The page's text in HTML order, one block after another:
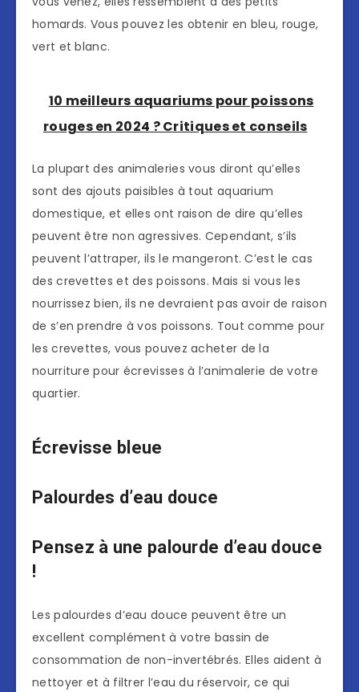
homards. Vous pouvez les obtenir en bleu, rouge,
vert et blanc.
10 meilleurs aquariums pour poissons
rouges en 2024 ? Critiques et conseils
La plupart des animaleries vous diront qu’elles
sont des ajouts paisibles à tout aquarium
domestique, et elles ont raison de dire qu’elles
peuvent être non agressives. Cependant, s’ils
peuvent l’attraper, ils le mangeront. C’est le cas
des crevettes et des poissons. Mais si vous les
nourrissez bien, ils ne devraient pas avoir de raison
de s’en prendre à vos poissons. Tout comme pour
les crevettes, vous pouvez acheter de la
nourriture pour écrevisses à l’animalerie de votre
quartier.
Écrevisse bleue
Palourdes d’eau douce
Pensez à une palourde d’eau douce
!
Les palourdes d’eau douce peuvent être un
excellent complément à votre bassin de
consommation de non-invertébrés. Elles aident à
nettoyer et à filtrer l’eau du réservoir, ce qui